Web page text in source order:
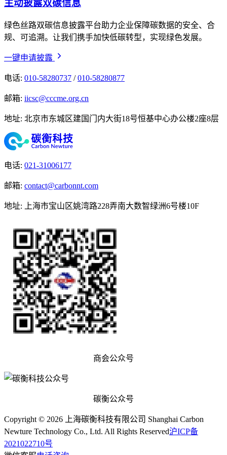
主动披露双碳信息
绿色丝路双碳信息披露平台助力企业保障碳数据的安全、合
规、可追溯。让我们携手加快低碳转型，实现绿色发展。
一键申请披露
电话: 010-58280737 /010-58280877
邮箱: iicsc@cccme.org.cn
地址: 北京市东城区建国门内大街18号恒基中心办公楼2座8层
电话: 021-31006177
邮箱: contact@carbonnt.com
地址: 上海市宝山区姚湾路228弄南大数智绿洲6号楼10F
商会公众号
碳衡公众号
Copyright © 2026 上海碳衡科技有限公司 Shanghai Carbon
Newture Technology Co., Ltd. All Rights Reserved沪ICP备
2021022710号